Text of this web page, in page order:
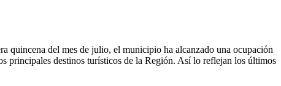
quincena del mes de julio, el municipio ha alcanzado una ocupación
principales destinos turísticos de la Región. Así lo reflejan los últimos